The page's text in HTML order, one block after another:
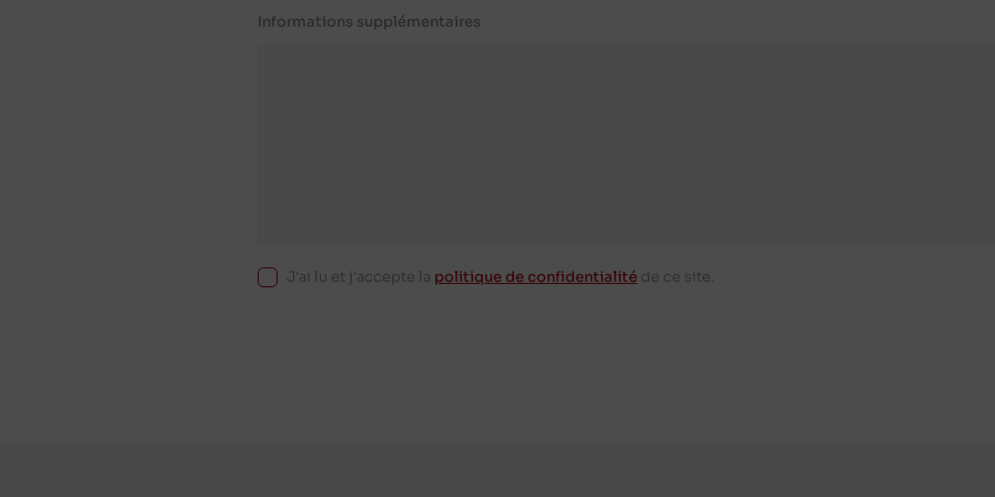
Informations supplémentaires
J'ai lu et j'accepte la politique de confidentialité de ce site.